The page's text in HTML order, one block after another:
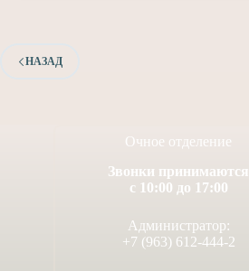
НАЗАД
Очное отделение
Звонки принимаются
с 10:00 до 17:00
Администратор:
+7 (963) 612-444-2